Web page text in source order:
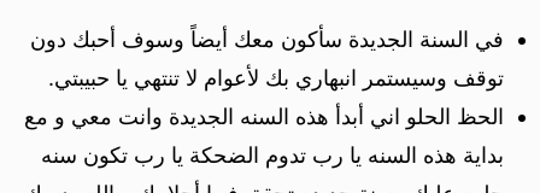
في السنة الجديدة سأكون معك أيضاً وسوف أحبك دون
توقف وسيستمر انبهاري بك لأعوام لا تنتهي يا حبيبتي.
الحظ الحلو اني أبدأ هذه السنه الجديدة وانت معي و مع
بداية هذه السنه يا رب تدوم الضحكة يا رب تكون سنه